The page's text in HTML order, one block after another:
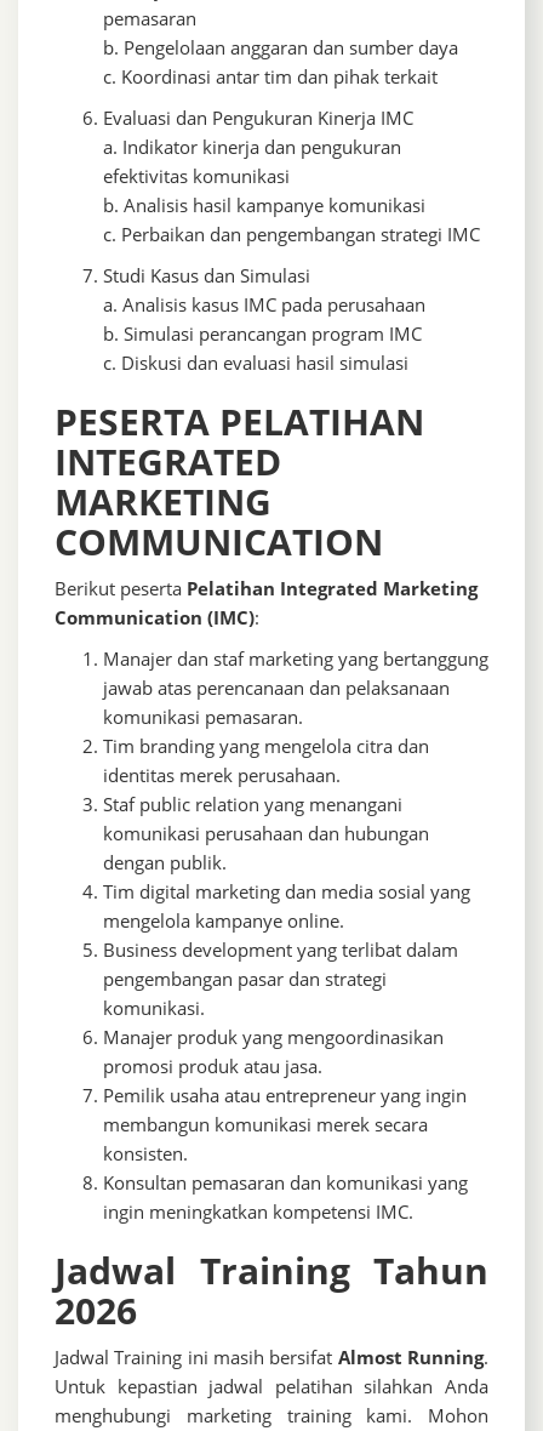
pemasaran
b. Pengelolaan anggaran dan sumber daya
c. Koordinasi antar tim dan pihak terkait
Evaluasi dan Pengukuran Kinerja IMC
a. Indikator kinerja dan pengukuran
efektivitas komunikasi
b. Analisis hasil kampanye komunikasi
c. Perbaikan dan pengembangan strategi IMC
Studi Kasus dan Simulasi
a. Analisis kasus IMC pada perusahaan
b. Simulasi perancangan program IMC
c. Diskusi dan evaluasi hasil simulasi
PESERTA PELATIHAN
INTEGRATED
MARKETING
COMMUNICATION
Berikut peserta Pelatihan Integrated Marketing
Communication (IMC):
Manajer dan staf marketing yang bertanggung
jawab atas perencanaan dan pelaksanaan
komunikasi pemasaran.
Tim branding yang mengelola citra dan
identitas merek perusahaan.
Staf public relation yang menangani
komunikasi perusahaan dan hubungan
dengan publik.
Tim digital marketing dan media sosial yang
mengelola kampanye online.
Business development yang terlibat dalam
pengembangan pasar dan strategi
komunikasi.
Manajer produk yang mengoordinasikan
promosi produk atau jasa.
Pemilik usaha atau entrepreneur yang ingin
membangun komunikasi merek secara
konsisten.
Konsultan pemasaran dan komunikasi yang
ingin meningkatkan kompetensi IMC.
Jadwal Training Tahun
2026
Jadwal Training ini masih bersifat Almost Running.
Untuk kepastian jadwal pelatihan silahkan Anda
menghubungi marketing training kami. Mohon